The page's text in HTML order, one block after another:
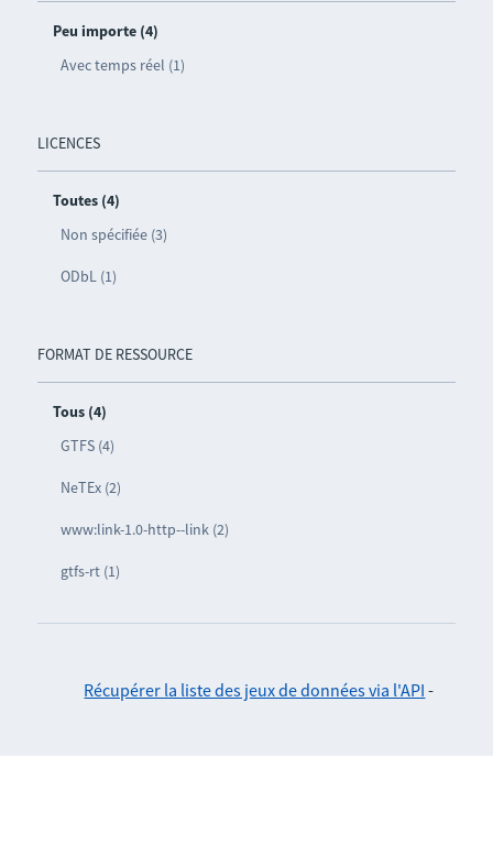
Peu importe (4)
Avec temps réel (1)
LICENCES
Toutes (4)
Non spécifiée (3)
ODbL (1)
FORMAT DE RESSOURCE
Tous (4)
GTFS (4)
NeTEx (2)
www:link-1.0-http--link (2)
gtfs-rt (1)
Récupérer la liste des jeux de données via l'API -